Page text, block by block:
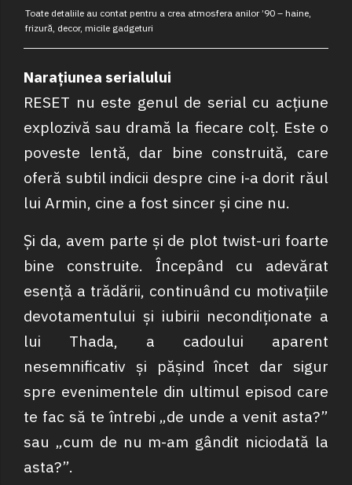
Toate detaliile au contat pentru a crea atmosfera anilor ’90 – haine,
frizură, decor, micile gadgeturi
Narațiunea serialului
RESET nu este genul de serial cu acțiune
explozivă sau dramă la fiecare colț. Este o
poveste lentă, dar bine construită, care
oferă subtil indicii despre cine i-a dorit răul
lui Armin, cine a fost sincer și cine nu.
Și da, avem parte și de plot twist-uri foarte
bine construite. Începând cu adevărat
esență a trădării, continuând cu motivațiile
devotamentului și iubirii necondiționate a
lui Thada, a cadoului aparent
nesemnificativ și pășind încet dar sigur
spre evenimentele din ultimul episod care
te fac să te întrebi „de unde a venit asta?”
sau „cum de nu m-am gândit niciodată la
asta?”.